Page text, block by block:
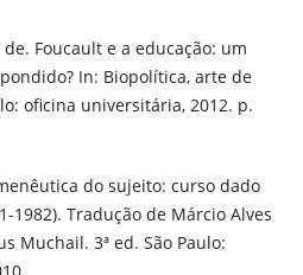
de. Foucault e a educação: um
In: Biopolítica, arte de
oficina universitária, 2012. p.
do sujeito: curso dado
1982). Tradução de Márcio Alves
Muchail. 3ª ed. São Paulo: